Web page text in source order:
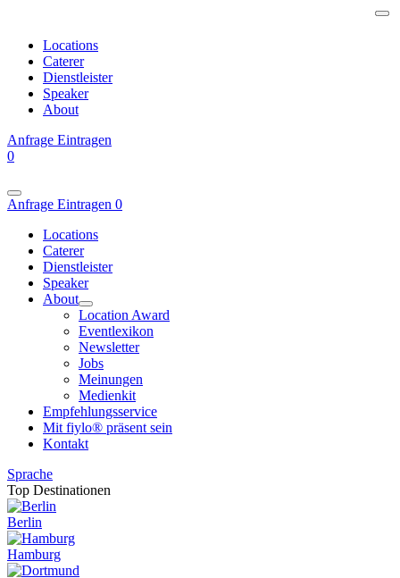
Locations
Caterer
Dienstleister
Speaker
About
Anfrage Eintragen
0
Anfrage Eintragen 0
Locations
Caterer
Dienstleister
Speaker
About
Location Award
Eventlexikon
Newsletter
Jobs
Meinungen
Medienkit
Empfehlungsservice
Mit fiylo® präsent sein
Kontakt
Sprache
Top Destinationen
Berlin
Hamburg